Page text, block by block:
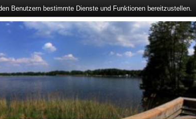
Benutzern bestimmte Dienste und Funktionen bereitzustellen.